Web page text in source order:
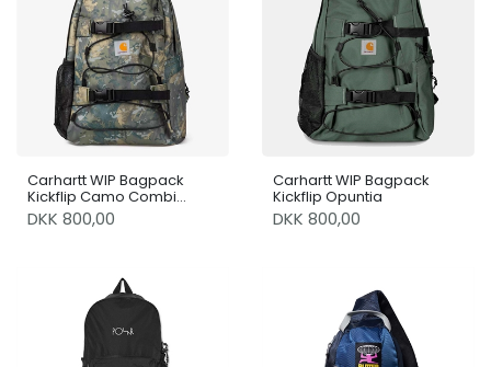
Carhartt WIP Bagpack
Kickflip Camo Combi
Green
DKK 800,00
Carhartt WIP Bagpack
Kickflip Opuntia
DKK 800,00